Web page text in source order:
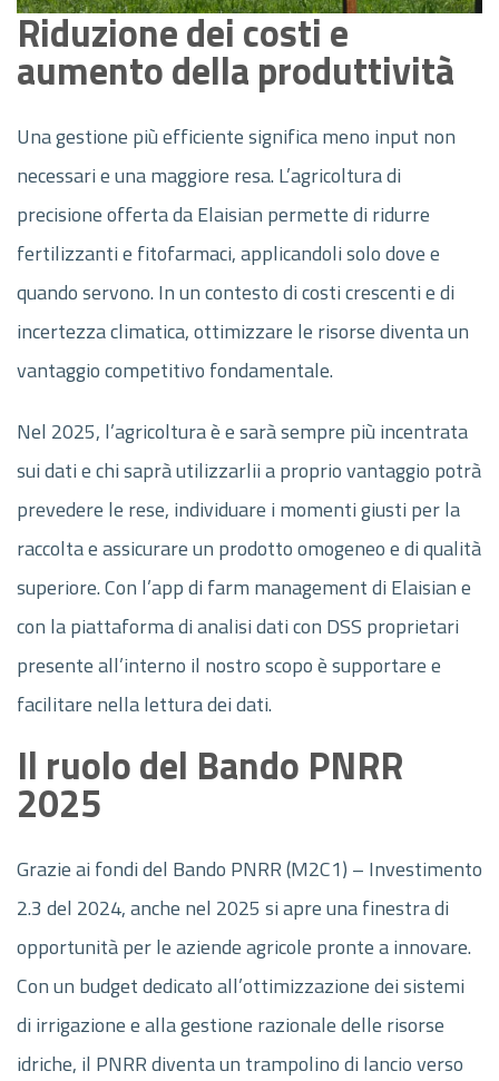
Riduzione dei costi e
aumento della produttività
Una gestione più efficiente significa meno input non
necessari e una maggiore resa. L’agricoltura di
precisione offerta da Elaisian permette di ridurre
fertilizzanti e fitofarmaci, applicandoli solo dove e
quando servono. In un contesto di costi crescenti e di
incertezza climatica, ottimizzare le risorse diventa un
vantaggio competitivo fondamentale.
Nel 2025, l’agricoltura è e sarà sempre più incentrata
sui dati e chi saprà utilizzarlii a proprio vantaggio potrà
prevedere le rese, individuare i momenti giusti per la
raccolta e assicurare un prodotto omogeneo e di qualità
superiore. Con l’app di farm management di Elaisian e
con la piattaforma di analisi dati con DSS proprietari
presente all’interno il nostro scopo è supportare e
facilitare nella lettura dei dati.
Il ruolo del Bando PNRR
2025
Grazie ai fondi del Bando PNRR (M2C1) – Investimento
2.3 del 2024, anche nel 2025 si apre una finestra di
opportunità per le aziende agricole pronte a innovare.
Con un budget dedicato all’ottimizzazione dei sistemi
di irrigazione e alla gestione razionale delle risorse
idriche, il PNRR diventa un trampolino di lancio verso